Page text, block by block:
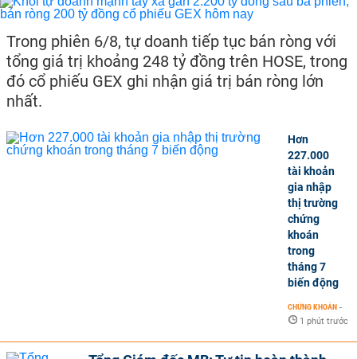
Trong phiên 6/8, tự doanh tiếp tục bán ròng với
tổng giá trị khoảng 248 tỷ đồng trên HOSE, trong
đó cổ phiếu GEX ghi nhận giá trị bán ròng lớn
nhất.
Hơn
227.000
tài khoản
gia nhập
thị trường
chứng
khoán
trong
tháng 7
biến động
CHỨNG KHOÁN -
1 phút trước